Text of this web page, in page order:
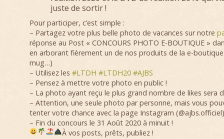
juste de sortir !
Pour participer, c’est simple :
– Partagez votre plus belle photo de vacances sur notre
réponse au Post « CONCOURS PHOTO E-BOUTIQUE »
en arborant fièrement un de nos produits de la e-
mug…)
– Utilisez les #LTDH #LTDH20 #AJBS
– Pensez à mettre votre photo en public !
– La photo ayant reçu le plus grand nombre de likes sera
– Attention, une seule photo par personne, mais vous
tenter votre chance avec la page Instagram
– Fin du concours le 31 Août 2020 à minuit !
À vos posts, prêts, publiez !